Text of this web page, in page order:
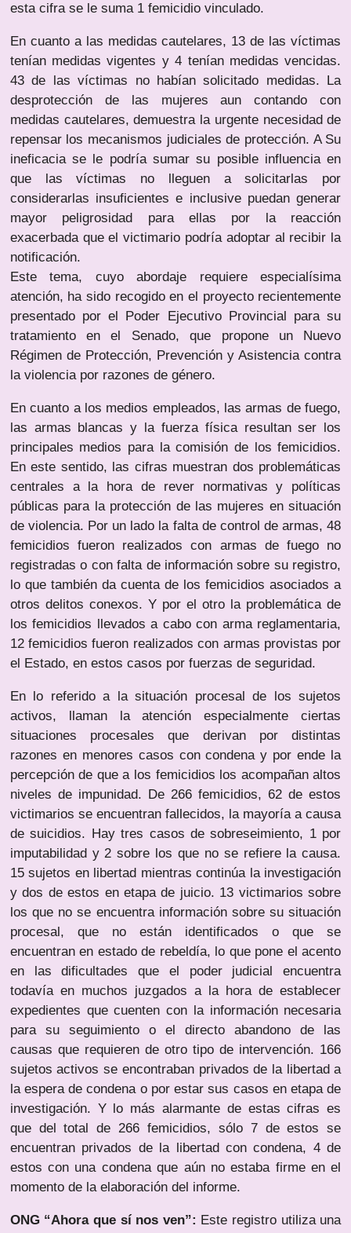
esta cifra se le suma 1 femicidio vinculado.
En cuanto a las medidas cautelares, 13 de las víctimas
tenían medidas vigentes y 4 tenían medidas vencidas.
43 de las víctimas no habían solicitado medidas. La
desprotección de las mujeres aun contando con
medidas cautelares, demuestra la urgente necesidad de
repensar los mecanismos judiciales de protección. A Su
ineficacia se le podría sumar su posible influencia en
que las víctimas no lleguen a solicitarlas por
considerarlas insuficientes e inclusive puedan generar
mayor peligrosidad para ellas por la reacción
exacerbada que el victimario podría adoptar al recibir la
notificación.
Este tema, cuyo abordaje requiere especialísima
atención, ha sido recogido en el proyecto recientemente
presentado por el Poder Ejecutivo Provincial para su
tratamiento en el Senado, que propone un Nuevo
Régimen de Protección, Prevención y Asistencia contra
la violencia por razones de género.
En cuanto a los medios empleados, las armas de fuego,
las armas blancas y la fuerza física resultan ser los
principales medios para la comisión de los femicidios.
En este sentido, las cifras muestran dos problemáticas
centrales a la hora de rever normativas y políticas
públicas para la protección de las mujeres en situación
de violencia. Por un lado la falta de control de armas, 48
femicidios fueron realizados con armas de fuego no
registradas o con falta de información sobre su registro,
lo que también da cuenta de los femicidios asociados a
otros delitos conexos. Y por el otro la problemática de
los femicidios llevados a cabo con arma reglamentaria,
12 femicidios fueron realizados con armas provistas por
el Estado, en estos casos por fuerzas de seguridad.
En lo referido a la situación procesal de los sujetos
activos, llaman la atención especialmente ciertas
situaciones procesales que derivan por distintas
razones en menores casos con condena y por ende la
percepción de que a los femicidios los acompañan altos
niveles de impunidad. De 266 femicidios, 62 de estos
victimarios se encuentran fallecidos, la mayoría a causa
de suicidios. Hay tres casos de sobreseimiento, 1 por
imputabilidad y 2 sobre los que no se refiere la causa.
15 sujetos en libertad mientras continúa la investigación
y dos de estos en etapa de juicio. 13 victimarios sobre
los que no se encuentra información sobre su situación
procesal, que no están identificados o que se
encuentran en estado de rebeldía, lo que pone el acento
en las dificultades que el poder judicial encuentra
todavía en muchos juzgados a la hora de establecer
expedientes que cuenten con la información necesaria
para su seguimiento o el directo abandono de las
causas que requieren de otro tipo de intervención. 166
sujetos activos se encontraban privados de la libertad a
la espera de condena o por estar sus casos en etapa de
investigación. Y lo más alarmante de estas cifras es
que del total de 266 femicidios, sólo 7 de estos se
encuentran privados de la libertad con condena, 4 de
estos con una condena que aún no estaba firme en el
momento de la elaboración del informe.
ONG “Ahora que sí nos ven”: Este registro utiliza una